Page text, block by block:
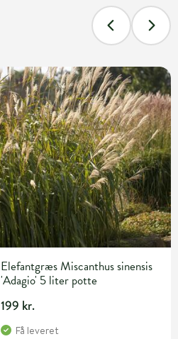
Elefantgræs Miscanthus sinensis
'Adagio' 5 liter potte
199 kr.
Få leveret